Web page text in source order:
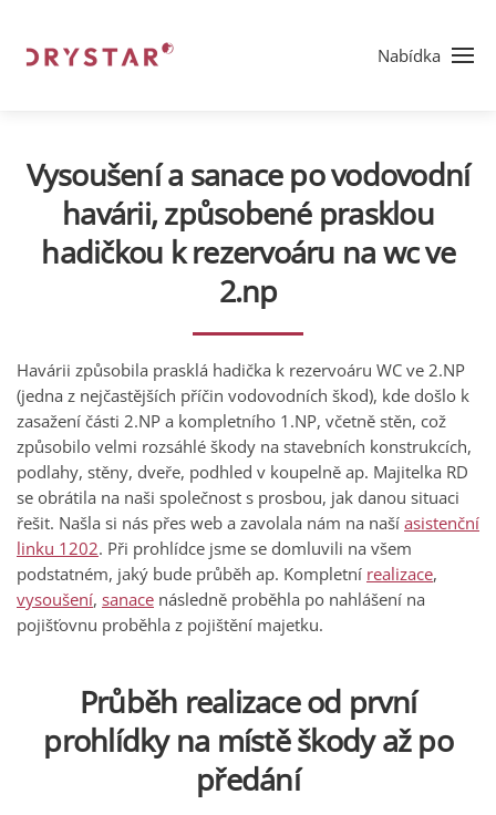
Nabídka
Vysoušení a sanace po vodovodní
havárii, způsobené prasklou
hadičkou k rezervoáru na wc ve
2.np
Havárii způsobila prasklá hadička k rezervoáru WC ve 2.NP
(jedna z nejčastějších příčin vodovodních škod), kde došlo k
zasažení části 2.NP a kompletního 1.NP, včetně stěn, což
způsobilo velmi rozsáhlé škody na stavebních konstrukcích,
podlahy, stěny, dveře, podhled v koupelně ap. Majitelka RD
se obrátila na naši společnost s prosbou, jak danou situaci
řešit. Našla si nás přes web a zavolala nám na naší asistenční
linku 1202. Při prohlídce jsme se domluvili na všem
podstatném, jaký bude průběh ap. Kompletní realizace,
vysoušení, sanace následně proběhla po nahlášení na
pojišťovnu proběhla z pojištění majetku.
Průběh realizace od první
prohlídky na místě škody až po
předání